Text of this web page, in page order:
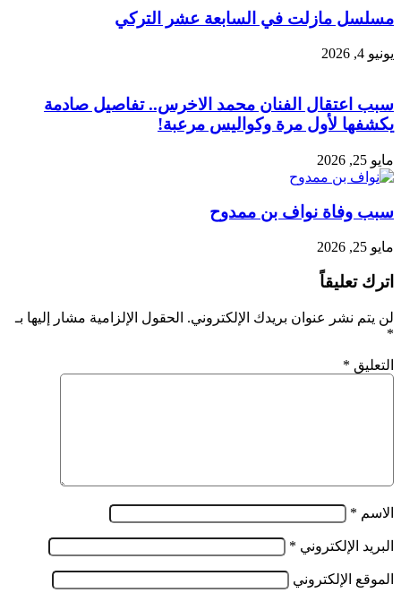
مسلسل مازلت في السابعة عشر التركي
يونيو 4, 2026
سبب اعتقال الفنان محمد الاخرس.. تفاصيل صادمة
يكشفها لأول مرة وكواليس مرعبة!
مايو 25, 2026
سبب وفاة نواف بن ممدوح
مايو 25, 2026
اترك تعليقاً
لن يتم نشر عنوان بريدك الإلكتروني. الحقول الإلزامية مشار إليها بـ
*
التعليق *
الاسم *
البريد الإلكتروني *
الموقع الإلكتروني